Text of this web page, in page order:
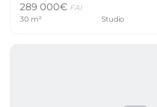
289 000€ FAI
30m² Studio